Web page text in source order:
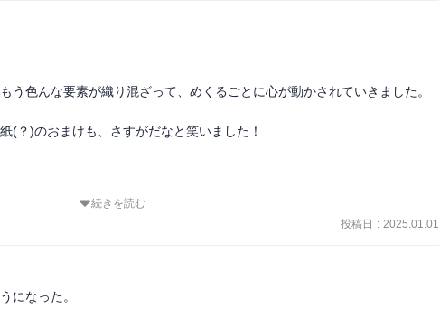
う色んな要素が織り混ざって、めくるごとに心が動かされていきました。
(？)のおまけも、さすがだなと笑いました！
ました！ 続きを読む
投稿日 : 2025.01.01
になった。